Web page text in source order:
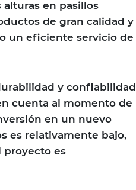
alturas en pasillos
de gran calidad y
un eficiente servicio de
y confiabilidad
cuenta al momento de
en un nuevo
es relativamente bajo,
proyecto es